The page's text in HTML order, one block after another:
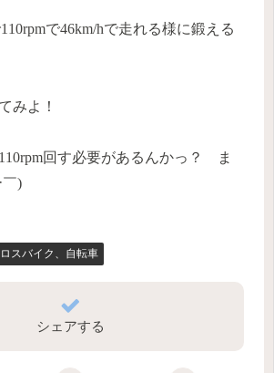
で46km/hで走れる様に鍛える
みよ！
回す必要があるんかっ？ ま
￣)
スバイク、自転車
シェアする